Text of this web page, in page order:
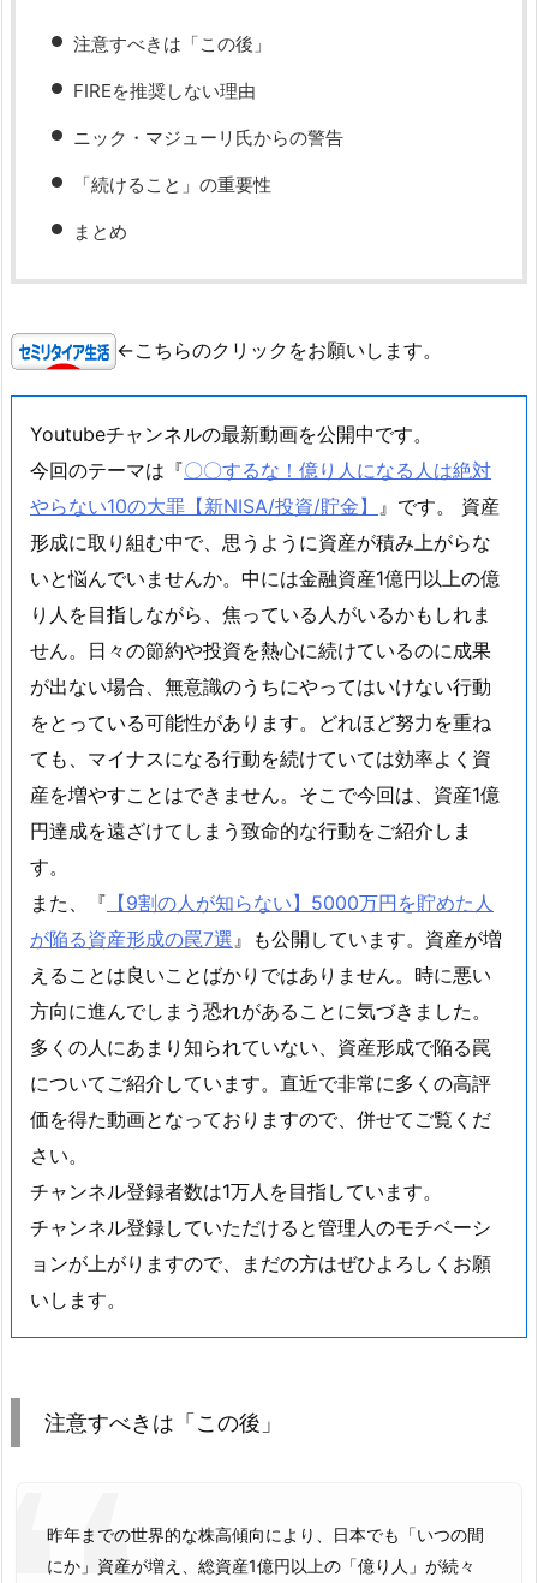
注意すべきは「この後」
FIREを推奨しない理由
ニック・マジューリ氏からの警告
「続けること」の重要性
まとめ
←こちらのクリックをお願いします。
Youtubeチャンネルの最新動画を公開中です。
今回のテーマは『〇〇するな！億り人になる人は絶対
やらない10の大罪【新NISA/投資/貯金】
』です。 資産
形成に取り組む中で、思うように資産が積み上がらな
いと悩んでいませんか。中には金融資産1億円以上の億
り人を目指しながら、焦っている人がいるかもしれま
せん。日々の節約や投資を熱心に続けているのに成果
が出ない場合、無意識のうちにやってはいけない行動
をとっている可能性があります。どれほど努力を重ね
ても、マイナスになる行動を続けていては効率よく資
産を増やすことはできません。そこで今回は、資産1億
円達成を遠ざけてしまう致命的な行動をご紹介しま
す。
また、『 【9割の人が知らない】5000万円を貯めた人
が陥る資産形成の罠7選 』も公開しています。資産が増
えることは良いことばかりではありません。時に悪い
方向に進んでしまう恐れがあることに気づきました。
多くの人にあまり知られていない、資産形成で陥る罠
についてご紹介しています。直近で非常に多くの高評
価を得た動画となっておりますので、併せてご覧くだ
さい。
チャンネル登録者数は1万人を目指しています。
チャンネル登録していただけると管理人のモチベーシ
ョンが上がりますので、まだの方はぜひよろしくお願
いします。
注意すべきは「この後」
昨年までの世界的な株高傾向により、日本でも「いつの間
にか」資産が増え、総資産1億円以上の「億り人」が続々